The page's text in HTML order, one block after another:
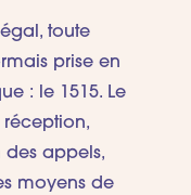
toute
prise en
: le 1515. Le
réception,
des appels,
moyens de